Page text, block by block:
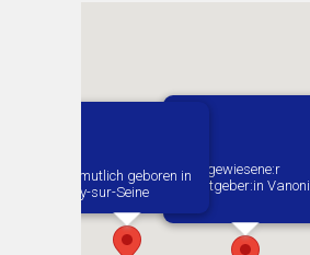
Vermutlich geboren in
Vitry-sur-Seine
1. Zugewiesene:r
Arbeitgeber:in​ Vanoni